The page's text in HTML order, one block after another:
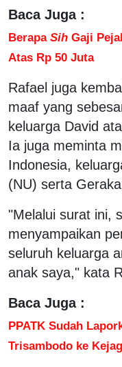
Baca Juga :
Berapa Sih Gaji
Atas Rp 50 Juta
Rafael juga
maaf yang
keluarga David
Ia juga meminta
Indonesia,
(NU) serta
"Melalui surat ini,
menyampaikan
seluruh keluarga
anak saya," kata
Baca Juga :
PPATK Sudah
Trisambodo ke